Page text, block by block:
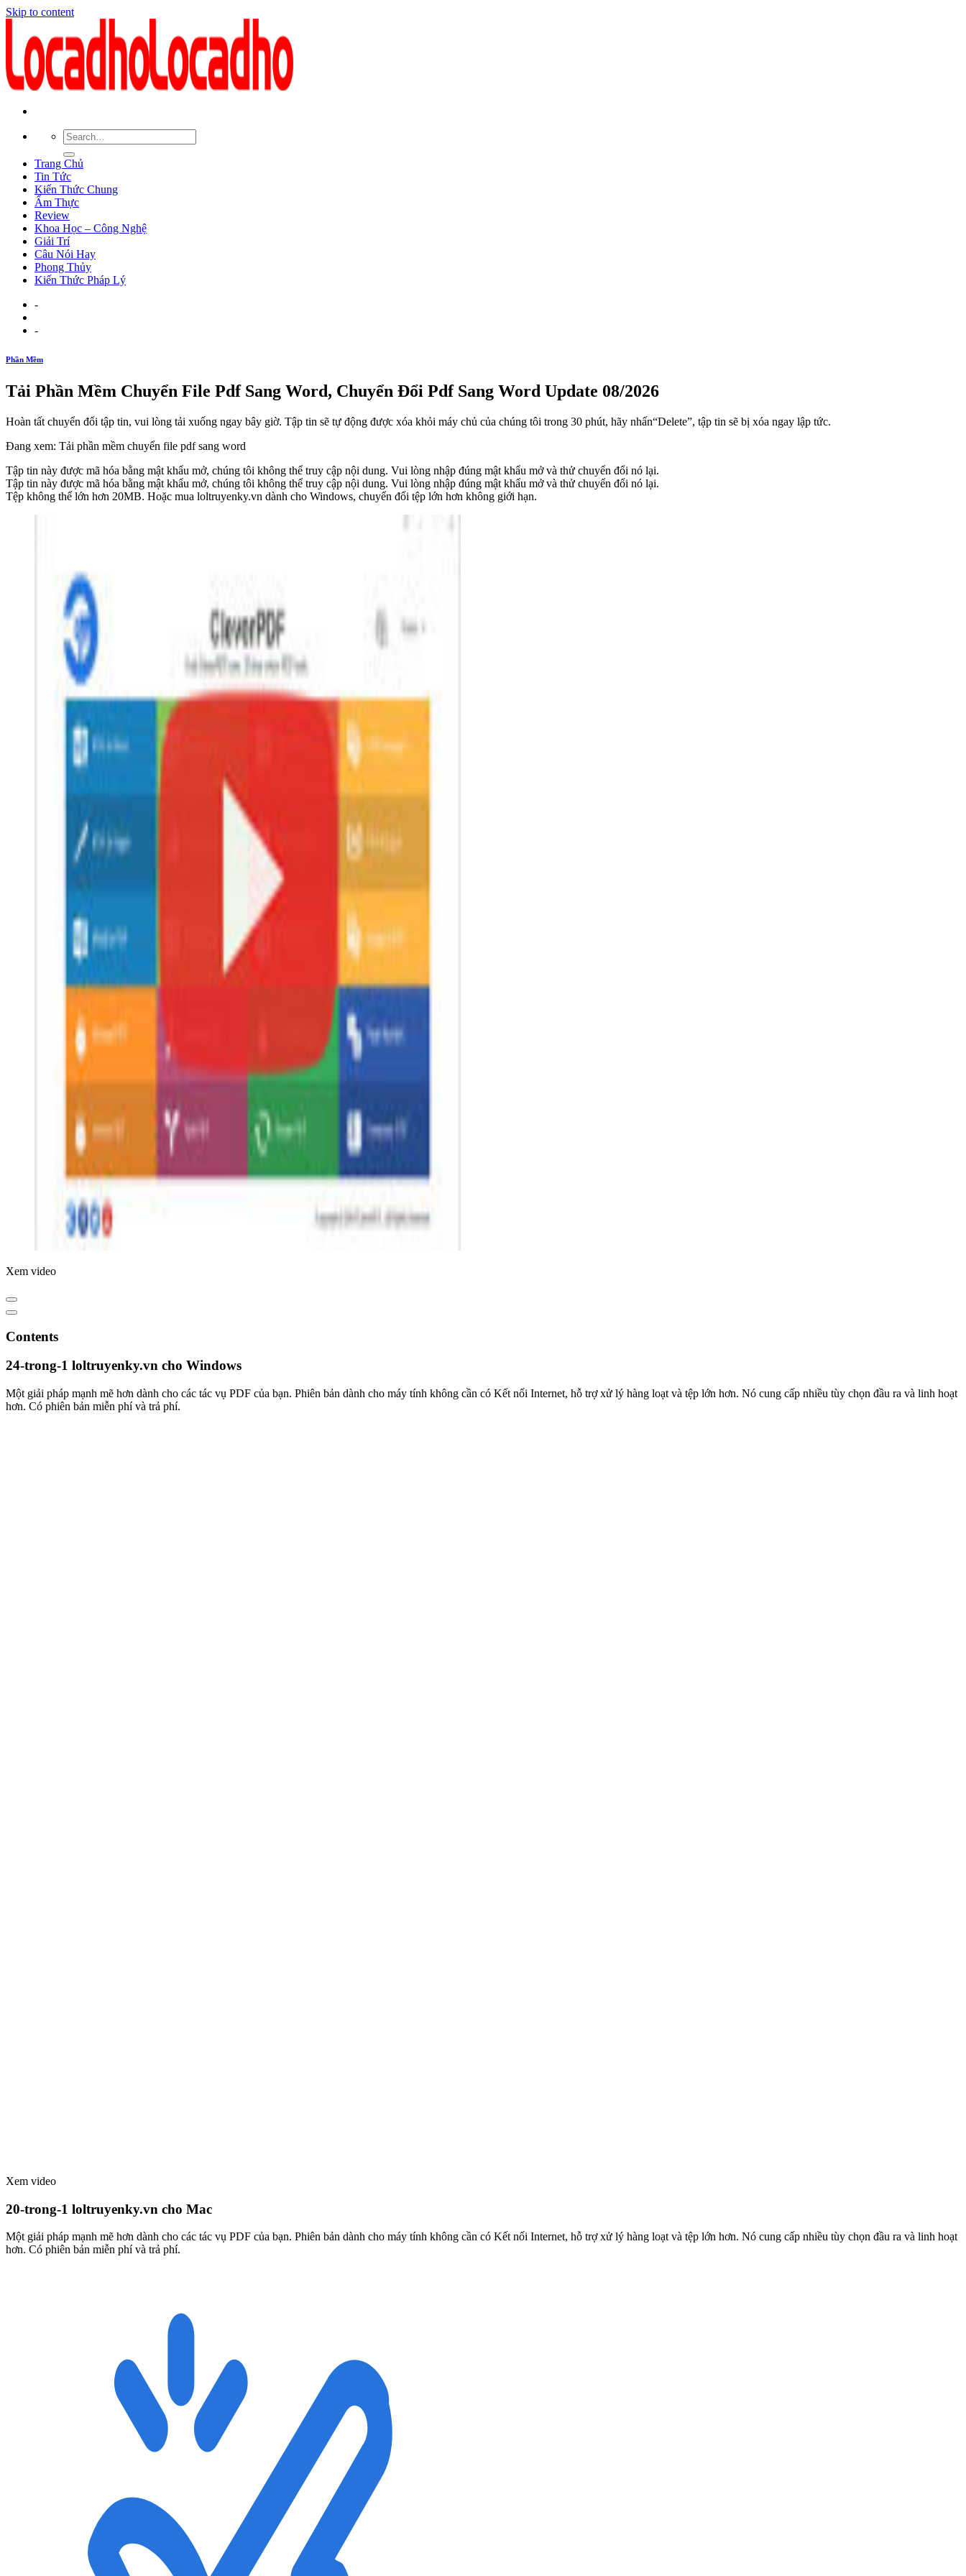
Skip to content
Trang Chủ
Tin Tức
Kiến Thức Chung
Ẩm Thực
Review
Khoa Học – Công Nghệ
Giải Trí
Câu Nói Hay
Phong Thủy
Kiến Thức Pháp Lý
-
-
Phần Mềm
Tải Phần Mềm Chuyển File Pdf Sang Word, Chuyển Đổi Pdf Sang Word Update 08/2026
Hoàn tất chuyển đổi tập tin, vui lòng tải xuống ngay bây giờ. Tập tin sẽ tự động được xóa khỏi máy chủ của chúng tôi trong 30 phút, hãy nhấn“Delete”, tập tin sẽ bị xóa ngay lập tức.
Đang xem: Tải phần mềm chuyển file pdf sang word
Tập tin này được mã hóa bằng mật khẩu mở, chúng tôi không thể truy cập nội dung. Vui lòng nhập đúng mật khẩu mở và thử chuyển đổi nó lại.
Tập tin này được mã hóa bằng mật khẩu mở, chúng tôi không thể truy cập nội dung. Vui lòng nhập đúng mật khẩu mở và thử chuyển đổi nó lại.
Tệp không thể lớn hơn 20MB. Hoặc mua loltruyenky.vn dành cho Windows, chuyển đổi tệp lớn hơn không giới hạn.
Xem video
Contents
24-trong-1 loltruyenky.vn cho Windows
Một giải pháp mạnh mẽ hơn dành cho các tác vụ PDF của bạn. Phiên bản dành cho máy tính không cần có Kết nối Internet, hỗ trợ xử lý hàng loạt và tệp lớn hơn. Nó cung cấp nhiều tùy chọn đầu ra và linh hoạt
hơn. Có phiên bản miễn phí và trả phí.
Xem video
20-trong-1 loltruyenky.vn cho Mac
Một giải pháp mạnh mẽ hơn dành cho các tác vụ PDF của bạn. Phiên bản dành cho máy tính không cần có Kết nối Internet, hỗ trợ xử lý hàng loạt và tệp lớn hơn. Nó cung cấp nhiều tùy chọn đầu ra và linh hoạt
hơn. Có phiên bản miễn phí và trả phí.